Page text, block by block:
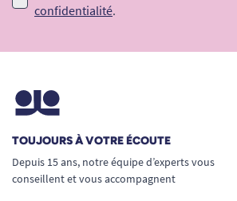
confidentialité.
TOUJOURS À VOTRE ÉCOUTE
Depuis 15 ans, notre équipe d’experts vous
conseillent et vous accompagnent